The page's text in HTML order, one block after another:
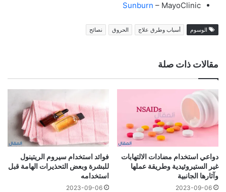
Sunburn – MayoClinic
الوسوم أسباب وطرق علاج الحروق نصائح
مقالات ذات صلة
دواعي استخدام مضادات الالتهابات
غير الستيروئيدية وطريقة عملها
وآثارها الجانبية
2023-09-06
فوائد استخدام سيروم الريتينول
للبشرة وبعض التحذيرات الهامة قبل
استخدامه
2023-09-06